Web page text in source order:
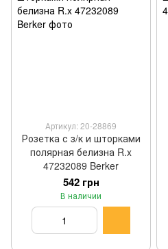
Артикул: 20-28869
Розетка с з/к и шторками
полярная белизна R.x
47232089 Berker
542 грн
В наличии